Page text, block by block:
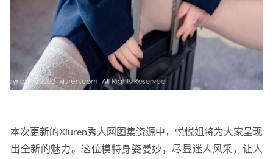
本次更新的Xiuren秀人网图集资源中，悦悦姐将为大家呈现
出全新的魅力。这位模特身姿曼妙，尽显迷人风采，让人